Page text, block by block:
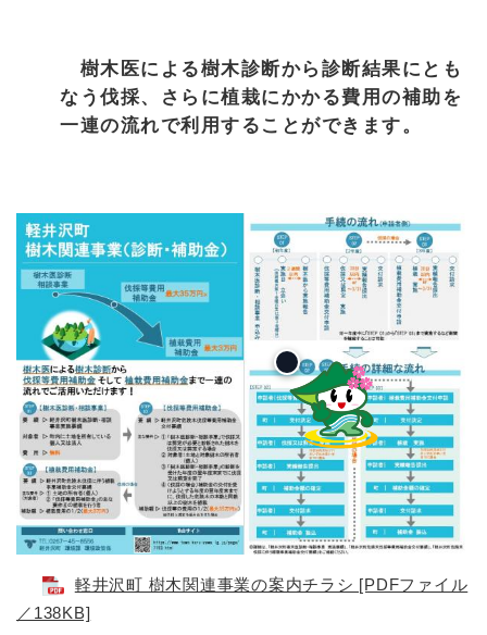
樹木医による樹木診断から診断結果にとも
なう伐採、さらに植栽にかかる費用の補助を
一連の流れで利用することができます。
軽井沢町 樹木関連事業の案内チラシ [PDFファイル
／138KB]